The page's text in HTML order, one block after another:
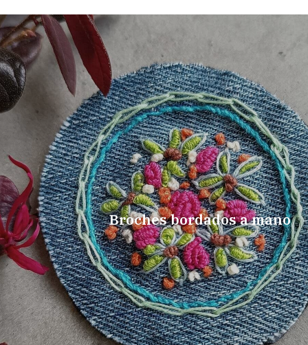
Broches bordados a mano